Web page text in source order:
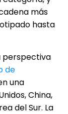
más
hasta
perspectiva
de
una
China,
del Sur. La